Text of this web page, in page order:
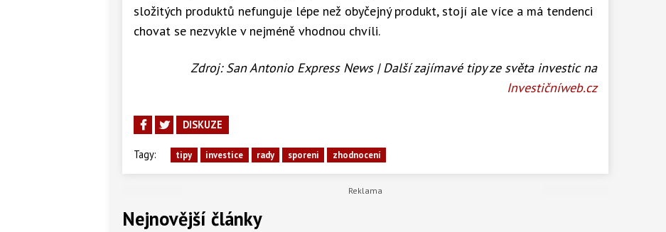
složitých produktů nefunguje lépe než obyčejný produkt, stojí ale více a má tendenci
chovat se nezvykle v nejméně vhodnou chvíli.
Zdroj: San Antonio Express News | Další zajímavé tipy ze světa investic na
Investičníweb.cz
DISKUZE
Tagy: tipy investice rady sporeni zhodnocení
Nejnovější články